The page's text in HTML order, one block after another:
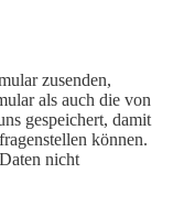
zusenden,
als auch die von
gespeichert, damit
können.
nicht